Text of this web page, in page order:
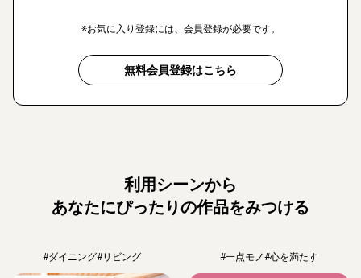
※お気に入り登録には、会員登録が必要です。
無料会員登録はこちら
利用シーンから
あなたにぴったりの作品をみつける
#ダイニング#リビング #一点モノ#心を満たす